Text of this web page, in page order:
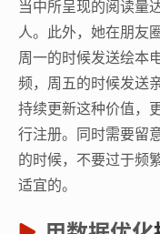
当中所呈现的阅读量
人。此外，她在朋友
周一的时候发送绘本
频，周五的时候发送
持续更新这种价值，
行注册。同时需要留
的时候，不要过于频
适宜的。